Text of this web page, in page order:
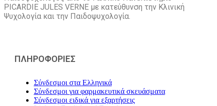
PICARDIE JULES VERNE με κατεύθυνση την Kλινική
Ψυχολογία και την Παιδοψυχολογία.
ΠΛΗΡΟΦΟΡΙΕΣ
Σύνδεσμοι στα Ελληνικά
Σύνδεσμοι για φαρμακευτικά σκευάσματα
Σύνδεσμοι ειδικά για εξαρτήσεις